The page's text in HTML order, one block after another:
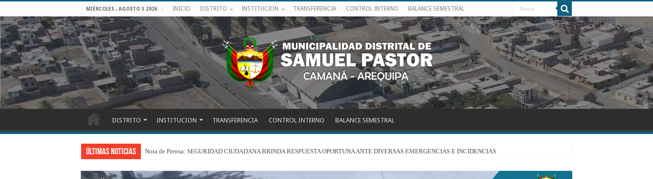
MIÉRCOLES , AGOSTO 5 2026 INICIO DISTRITO INSTITUCION TRANSFERENCIA CONTROL INTERNO BALANCE SEMESTRAL
DISTRITO INSTITUCION TRANSFERENCIA CONTROL INTERNO BALANCE SEMESTRAL
Últimas Noticias Nota de Prensa: SEGURIDAD CIUDADANA BRINDA RESPUESTA OPORTUNA ANTE DIVERSAS EMERGENCIAS E INCIDENCIAS